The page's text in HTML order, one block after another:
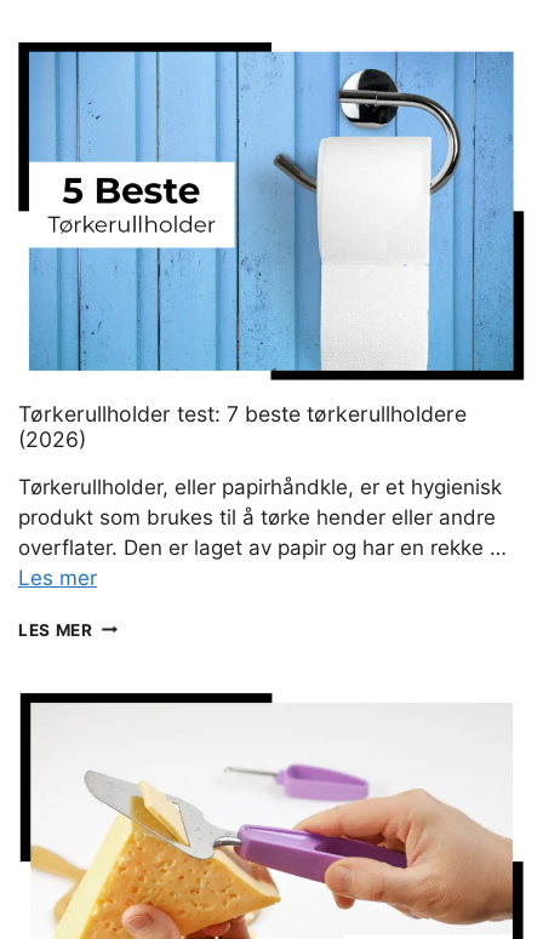
7
EFFEKTIVE
I
Tørkerullholder test: 7 beste tørkerullholdere
(2026)
Tørkerullholder, eller papirhåndkle, er et hygienisk
produkt som brukes til å tørke hender eller andre
overflater. Den er laget av papir og har en rekke …
Les mer
LES MERTØRKERULLHOLDER
BESTE